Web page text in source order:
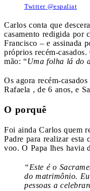
Twitter @espaliat
Carlos conta que
casamento redigida por
Francisco – e assinada
próprios recém-
mão: “Uma folha lá do
Os agora recém-
Rafaela , de 6 anos, e
O porquê
Foi ainda Carlos quem
Padre para realizar esta
voo. O Papa lhes havia
“Este é o
do matrimônio.
pessoas a